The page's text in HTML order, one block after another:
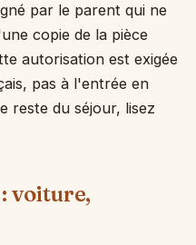
par le parent qui ne
copie de la pièce
autorisation est exigée
pas à l'entrée en
reste du séjour, lisez
voiture,